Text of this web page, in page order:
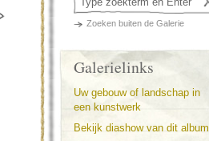
Zoeken buiten de Galerie
Galerielinks
Uw gebouw of landschap in
een kunstwerk
Bekijk diashow van dit album